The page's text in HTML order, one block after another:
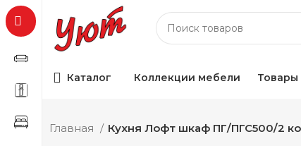
Каталог Коллекции мебели
Главная Кухня Лофт шкаф ПГ/ПГС500/2